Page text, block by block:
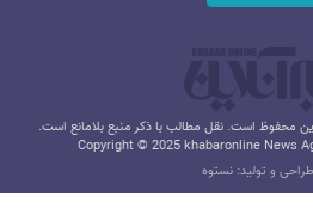
محفوظ است. نقل مطالب با ذکر منبع بلامانع است.
Copyright © 2025 khabaronline News
طراحی و تولید: نستوه